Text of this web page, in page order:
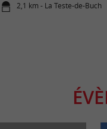
2,1 km - La Teste-de-Buch